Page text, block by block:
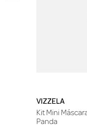
VIZZELA
Kit Mini
Panda